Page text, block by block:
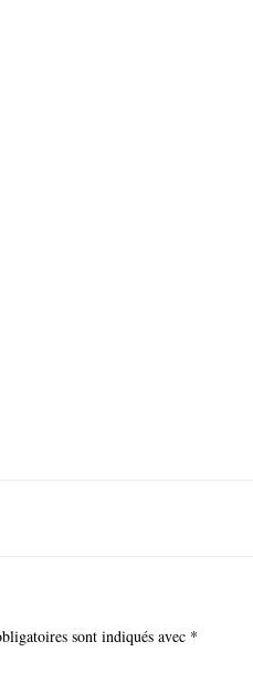
sont indiqués avec *